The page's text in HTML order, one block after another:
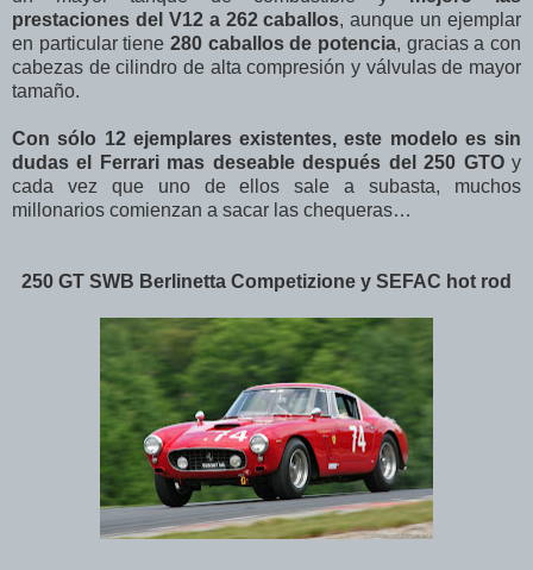
prestaciones del V12 a 262 caballos, aunque un ejemplar
en particular tiene 280 caballos de potencia, gracias a con
cabezas de cilindro de alta compresión y válvulas de mayor
tamaño.
Con sólo 12 ejemplares existentes, este modelo es sin
dudas el Ferrari mas deseable después del 250 GTOy
cada vez que uno de ellos sale a subasta, muchos
millonarios comienzan a sacar las chequeras…
250 GT SWB Berlinetta Competizione y SEFAC hot rod